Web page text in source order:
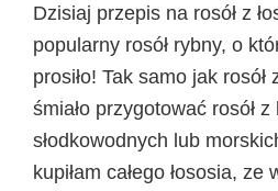
Dzisiaj przepis na rosół z
popularny rosół rybny, o
prosiło! Tak samo jak rosół
śmiało przygotować rosół
słodkowodnych lub
kupiłam całego łososia,